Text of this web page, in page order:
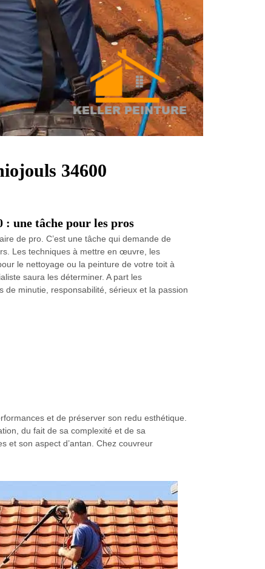
34600
: une tâche pour les pros
de pro. C’est une tâche qui demande de
Les techniques à mettre en œuvre, les
le nettoyage ou la peinture de votre toit à
saura les déterminer. A part les
de minutie, responsabilité, sérieux et la passion
et de préserver son redu esthétique.
du fait de sa complexité et de sa
et son aspect d’antan. Chez couvreur